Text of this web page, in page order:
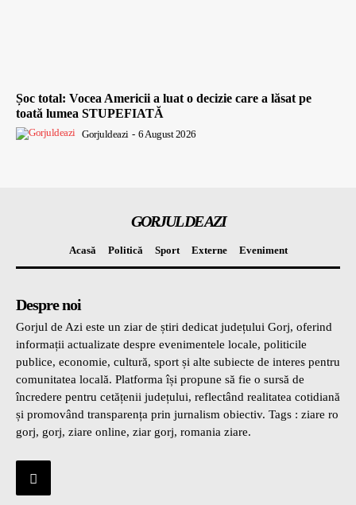
Șoc total: Vocea Americii a luat o decizie care a lăsat pe
toată lumea STUPEFIATĂ
Gorjuldeazi - 6 August 2026
GORJUL DE AZI
Acasă Politică Sport Externe Eveniment
Despre noi
Gorjul de Azi este un ziar de știri dedicat județului Gorj, oferind
informații actualizate despre evenimentele locale, politicile
publice, economie, cultură, sport și alte subiecte de interes pentru
comunitatea locală. Platforma își propune să fie o sursă de
încredere pentru cetățenii județului, reflectând realitatea cotidiană
și promovând transparența prin jurnalism obiectiv. Tags : ziare ro
gorj, gorj, ziare online, ziar gorj, romania ziare.